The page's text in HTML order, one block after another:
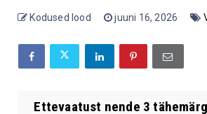
Kodused lood juuni 16, 2026
Ettevaatust nende 3